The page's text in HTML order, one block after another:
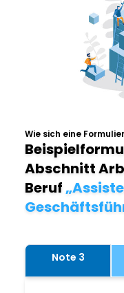
Wie sich eine
Abschnitt
Beruf
Note 3